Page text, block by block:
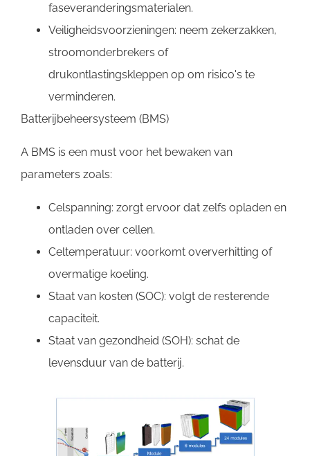
faseveranderingsmaterialen.
Veiligheidsvoorzieningen: neem zekerzakken,
stroomonderbrekers of
drukontlastingskleppen op om risico's te
verminderen.
Batterijbeheersysteem (BMS)
A BMS is een must voor het bewaken van
parameters zoals:
Celspanning: zorgt ervoor dat zelfs opladen en
ontladen over cellen.
Celtemperatuur: voorkomt oververhitting of
overmatige koeling.
Staat van kosten (SOC): volgt de resterende
capaciteit.
Staat van gezondheid (SOH): schat de
levensduur van de batterij.